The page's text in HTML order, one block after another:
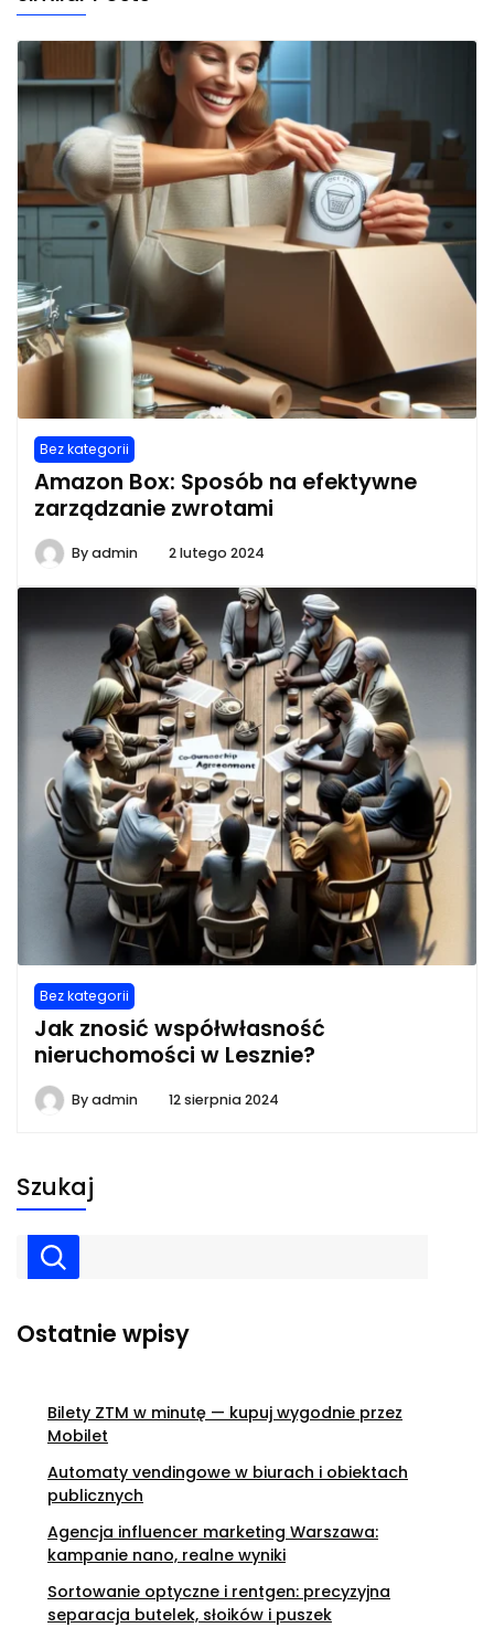
Bez kategorii
Amazon Box: Sposób na efektywne
zarządzanie zwrotami
Byadmin 2 lutego 2024
Bez kategorii
Jak znosić współwłasność
nieruchomości w Lesznie?
Byadmin 12 sierpnia 2024
Szukaj
Ostatnie wpisy
Bilety ZTM w minutę — kupuj wygodnie przez
Mobilet
Automaty vendingowe w biurach i obiektach
publicznych
Agencja influencer marketing Warszawa:
kampanie nano, realne wyniki
Sortowanie optyczne i rentgen: precyzyjna
separacja butelek, słoików i puszek